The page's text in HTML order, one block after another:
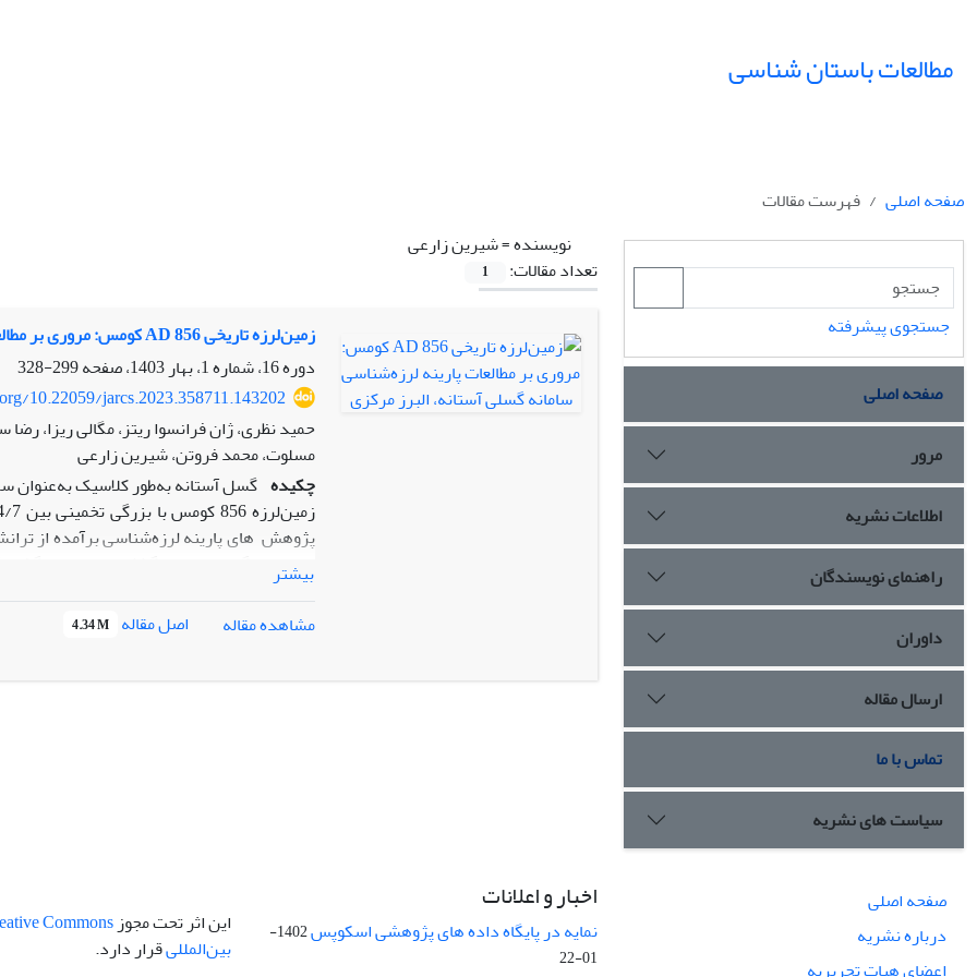
مطالعات باستان شناسی
صفحه اصلی
فهرست مقالات
نویسنده =شیرین زارعی
تعداد مقالات:
1
زمین‌لرزه تاریخی 856 AD کومس: مروری بر مطالعات پارینه لرزه‌شناسی سامانه گسلی آستانه، البرز مرکزی
دوره 16، شماره 1، بهار 1403، صفحه
299-328
10.22059/jarcs.2023.358711.143202
حمید نظری، ژان فرانسوا ریتز، مگالی ریزا،
مسلوت، محمد فروتن، شیرین زارعی
چکیده گسل آستانه به‌طور کلاسیک به‌عنوان
تعیین بزرگای لرزه­ های گذشته و دوره بازگشت
بیشتر
مشاهده مقاله
اصل مقاله 4.34 M
جستجوی پیشرفته
صفحه اصلی
مرور
اطلاعات نشریه
راهنمای نویسندگان
داوران
ارسال مقاله
تماس با ما
سیاست های نشریه
صفحه اصلی
درباره نشریه
اعضای هیات تحریریه
اخبار و اعلانات
نمایه در پایگاه داده های پژوهشی اسکوپس
1402-
01-22
این اثر تحت مجوز
بین‌المللیقرار دارد.